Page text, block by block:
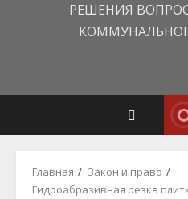
РЕШЕНИЯ
Главная
Закон и право
Гидроабразивная резка